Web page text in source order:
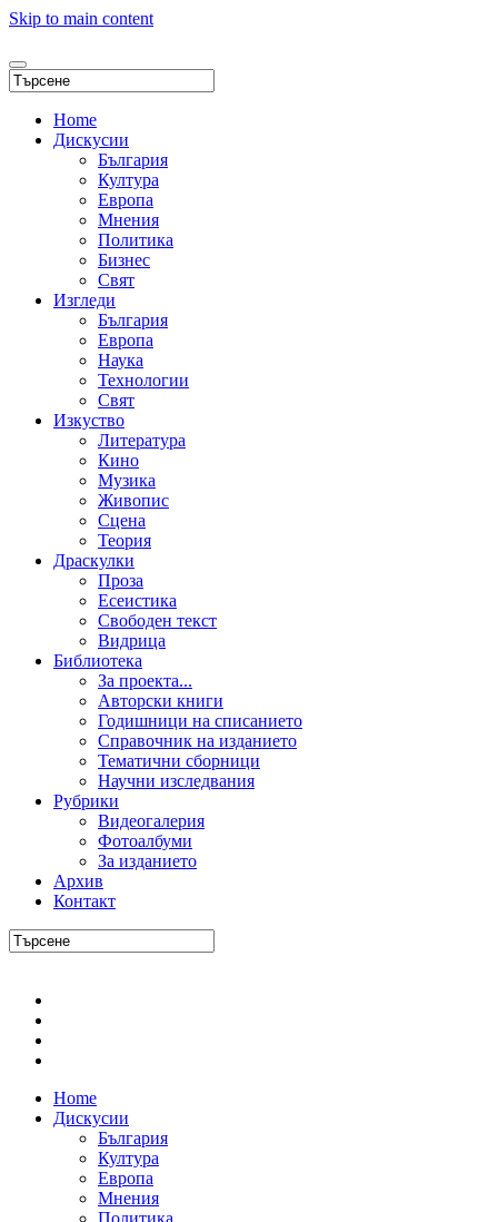
Skip to main content
Home
Дискусии
България
Култура
Европа
Мнения
Политика
Бизнес
Свят
Изгледи
България
Европа
Наука
Технологии
Свят
Изкуство
Литература
Кино
Музика
Живопис
Сцена
Теория
Драскулки
Проза
Есеистика
Свободен текст
Видрица
Библиотека
За проекта...
Авторски книги
Годишници на списанието
Справочник на изданието
Тематични сборници
Научни изследвания
Рубрики
Видеогалерия
Фотоалбуми
За изданието
Архив
Контакт
Home
Дискусии
България
Култура
Европа
Мнения
Политика